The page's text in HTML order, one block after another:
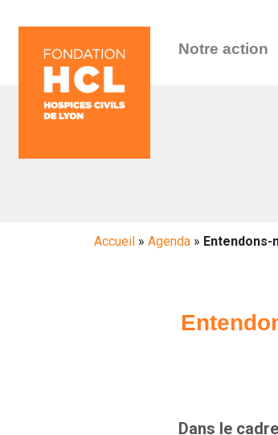
Notre action
Accueil » Agenda » Entendons-
Dans le